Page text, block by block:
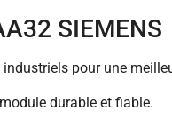
SIEMENS
pour une
durable et fiable.